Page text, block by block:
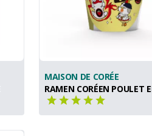
MAISON DE CORÉE
RAMEN CORÉEN POULET